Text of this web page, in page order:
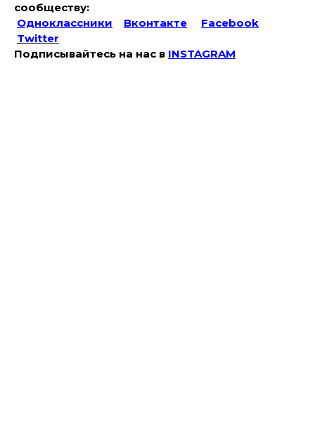
сообществу:
Одноклассники
Вконтакте
Facebook
Twitter
Подписывайтесь на наc в INSTAGRAM